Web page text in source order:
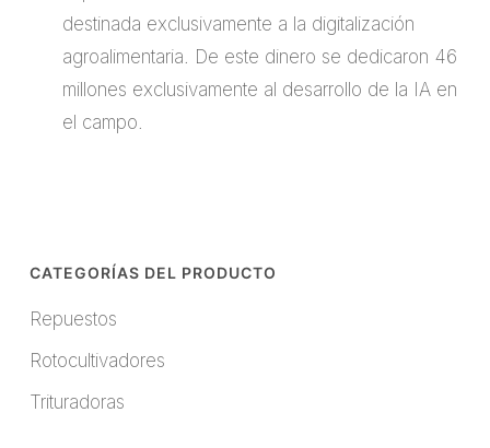
destinada exclusivamente a la digitalización
agroalimentaria. De este dinero se dedicaron 46
millones exclusivamente al desarrollo de la IA en
el campo.
CATEGORÍAS DEL PRODUCTO
Repuestos
Rotocultivadores
Trituradoras